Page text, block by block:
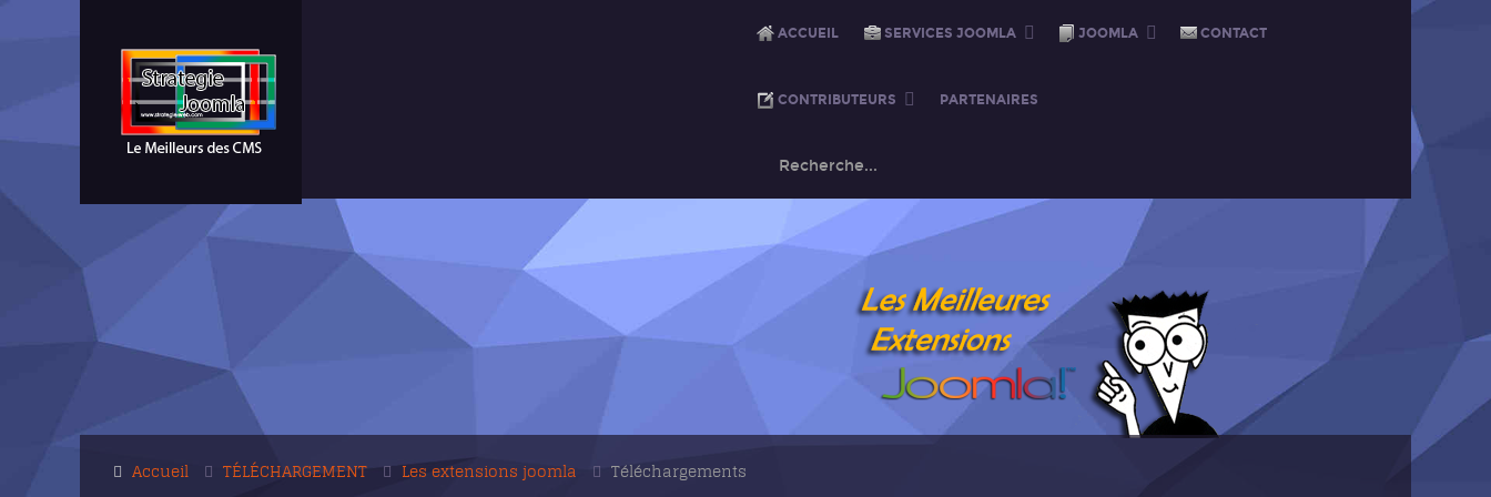
ACCUEIL SERVICES JOOMLA JOOMLA CONTACT
CONTRIBUTEURS PARTENAIRES
Accueil TÉLÉCHARGEMENT Les extensions joomla Téléchargements